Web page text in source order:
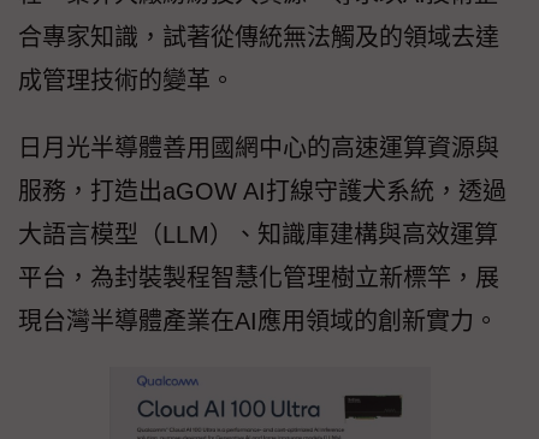
合專家知識，試著從傳統無法觸及的領域去達
成管理技術的變革。
日月光半導體善用國網中心的高速運算資源與
服務，打造出aGOW AI打線守護犬系統，透過
大語言模型（LLM）、知識庫建構與高效運算
平台，為封裝製程智慧化管理樹立新標竿，展
現台灣半導體產業在AI應用領域的創新實力。